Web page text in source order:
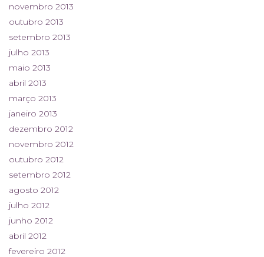
novembro 2013
outubro 2013
setembro 2013
julho 2013
maio 2013
abril 2013
março 2013
janeiro 2013
dezembro 2012
novembro 2012
outubro 2012
setembro 2012
agosto 2012
julho 2012
junho 2012
abril 2012
fevereiro 2012